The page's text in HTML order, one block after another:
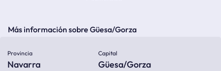
Más información sobre Güesa/Gorza
Provincia
Navarra
Capital
Güesa/Gorza